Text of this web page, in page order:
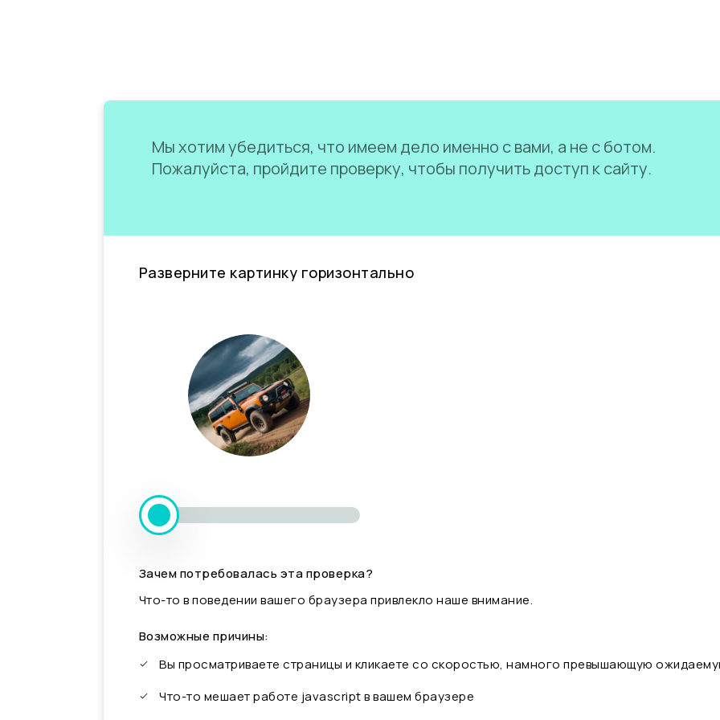
Мы хотим убедиться, что имеем дело именно с вами, а не с ботом.
Пожалуйста, пройдите проверку, чтобы получить доступ к сайту.
Разверните картинку горизонтально
Зачем потребовалась эта проверка?
Что-то в поведении вашего браузера привлекло наше внимание.
Возможные причины:
Вы просматриваете страницы и кликаете со скоростью, намного превышающую
Что-то мешает работе javascript в вашем браузере